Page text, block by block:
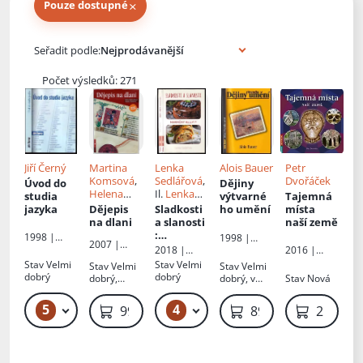
Pouze dostupné×
Seřadit podle:
Počet výsledků: 271
Jiří Černý
Úvod do
studia
jazyka
1998 |
StavVelmi
dobrý
5 149 Kč – 249 Kč
Martina
Komsová,
Helena
Kohoutko
vá, Il.
Kania
Dějepis
na dlani
2007 |
StavVelmi
dobrý,
oděrkami99 Kč
Lenka
Sedlářová,
Il. Lenka
Sedlářová
Sladkosti
a slanosti
:
maminči
ny
recepty
2018 |
Rubico
StavVelmi
dobrý
4 179 Kč – 219 Kč
Alois Bauer
Dějiny
výtvarné
ho umění
1998 |
StavVelmi
dobrý, v
zvýrazněno
89 Kč
Petr
Dvořáček
Tajemná
místa
naší země
2016 |
Stav Nová
219 Kč